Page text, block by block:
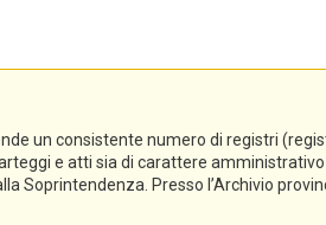
un consistente numero di registri
e atti sia di carattere
Soprintendenza. Presso l’Archivio